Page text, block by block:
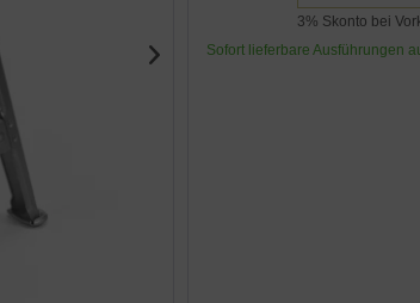
3% Skonto bei
Sofort lieferbare Ausführungen